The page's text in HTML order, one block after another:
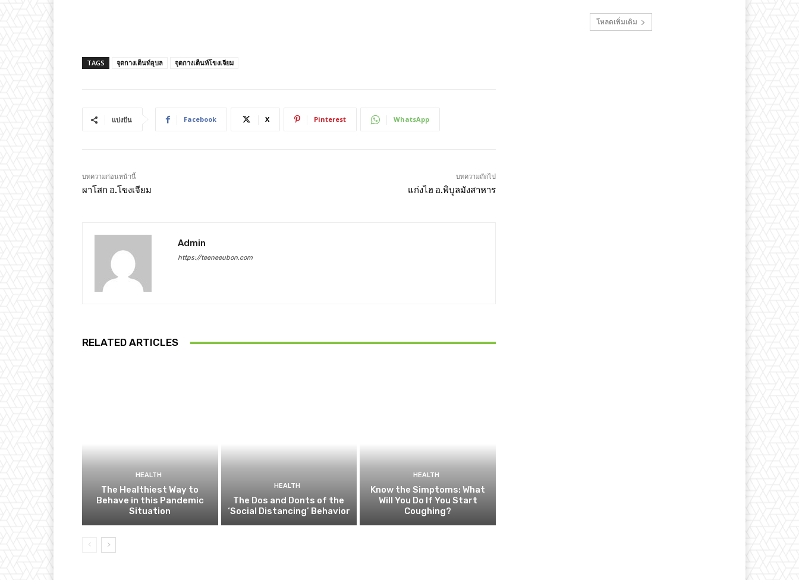
TAGS จุดกางเต็นท์อุบล จุดกางเต็นท์โขงเจียม
แบ่งปัน Facebook X Pinterest WhatsApp
บทความก่อนหน้านี้
ผาโสก อ.โขงเจียม
บทความถัดไป
แก่งไฮ อ.พิบูลมังสาหาร
Admin
https://teeneeubon.com
RELATED ARTICLES
HEALTH
The Healthiest Way to
Behave in this Pandemic
Situation
HEALTH
The Dos and Donts of the
‘Social Distancing’ Behavior
HEALTH
Know the Simptoms: What
Will You Do If You Start
Coughing?
โหลดเพิ่มเติม